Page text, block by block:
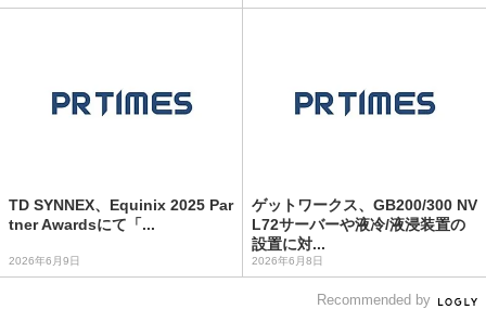
TD SYNNEX、Equinix 2025 Par
tner Awardsにて「...
2026年6月9日
ゲットワークス、GB200/300 NV
L72サーバーや液冷/液浸装置の
設置に対...
2026年6月8日
Recommended by